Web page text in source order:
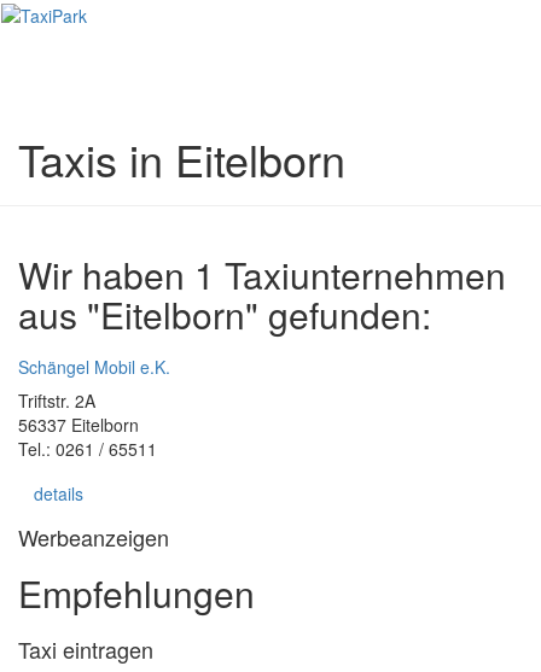
Taxis in Eitelborn
Wir haben 1 Taxiunternehmen
aus "Eitelborn" gefunden:
Schängel Mobil e.K.
Triftstr. 2A
56337 Eitelborn
Tel.: 0261 / 65511
details
Werbeanzeigen
Empfehlungen
Taxi eintragen